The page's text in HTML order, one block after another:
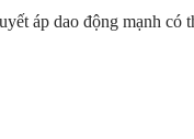
áp dao động mạnh có